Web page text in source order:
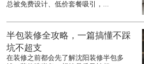
总被免费设计、低价套餐吸引，...
半包装修全攻略，一篇搞懂不踩
坑不超支
在装修之前都会先了解沈阳装修半包多